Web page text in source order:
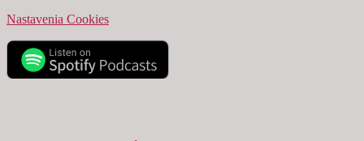
Nastavenia Cookies